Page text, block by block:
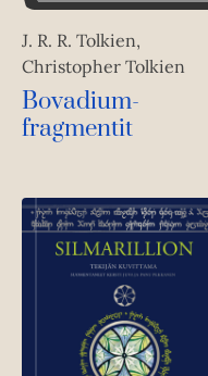
J. R. R. Tolkien,
Christopher Tolkien
Bovadium-
fragmentit